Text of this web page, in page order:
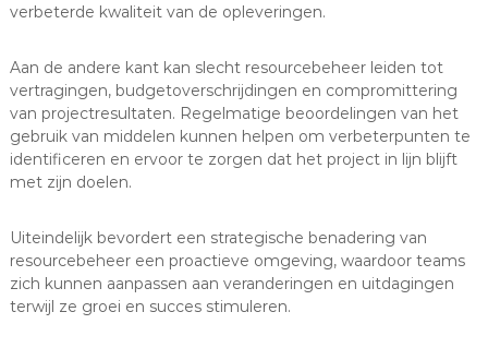
verbeterde kwaliteit van de opleveringen.
Aan de andere kant kan slecht resourcebeheer leiden tot
vertragingen, budgetoverschrijdingen en compromittering
van projectresultaten. Regelmatige beoordelingen van het
gebruik van middelen kunnen helpen om verbeterpunten te
identificeren en ervoor te zorgen dat het project in lijn blijft
met zijn doelen.
Uiteindelijk bevordert een strategische benadering van
resourcebeheer een proactieve omgeving, waardoor teams
zich kunnen aanpassen aan veranderingen en uitdagingen
terwijl ze groei en succes stimuleren.